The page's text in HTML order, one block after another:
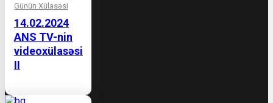
Günün Xülasəsi
14.02.2024
ANS TV-nin
videoxülasəsi
II